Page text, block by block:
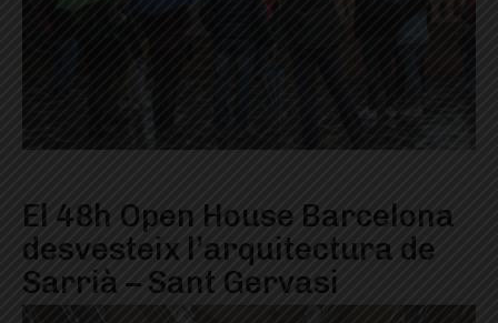
El 48h Open House Barcelona
desvesteix l’arquitectura de
Sarrià – Sant Gervasi